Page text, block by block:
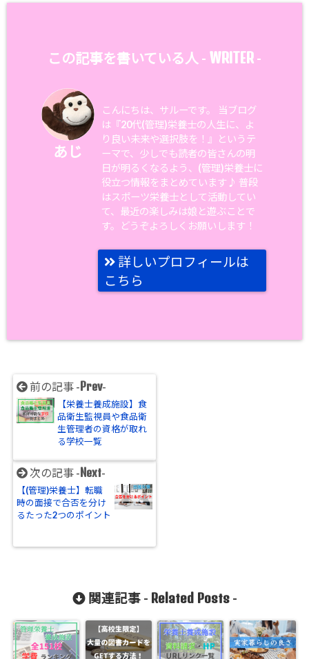
この記事を書いている人 - WRITER -
あじ
こんにちは、サルーです。 当ブログ
は『20代(管理)栄養士の人生に、よ
り良い未来や選択肢を！』というテ
ーマで、少しでも読者の皆さんの明
日が明るくなるよう、(管理)栄養士に
役立つ情報をまとめています♪ 普段
はスポーツ栄養士として活動してい
て、最近の楽しみは娘と遊ぶことで
す。どうぞよろしくお願いします！
詳しいプロフィールは
こちら
前の記事 - Prev-
【栄養士養成施設】食
品衛生監視員や食品衛
生管理者の資格が取れ
る学校一覧
次の記事 - Next-
【(管理)栄養士】転職
時の面接で合否を分け
るたった2つのポイント
関連記事 - Related Posts-